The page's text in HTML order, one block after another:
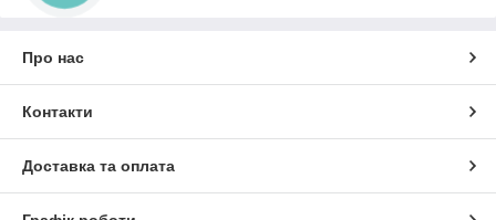
Про нас
Контакти
Доставка та оплата